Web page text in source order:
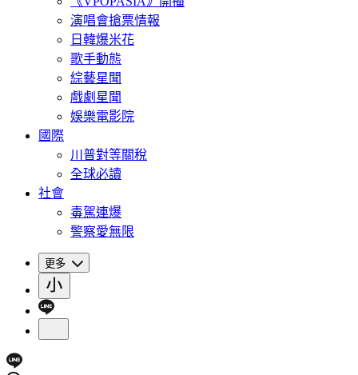
演唱會搶票情報
日韓爆米花
歌手動態
綜藝星聞
戲劇星聞
娛樂電影院
國際
川普對等關稅
全球必讀
社會
毒駕連爆
警察愛無限
更多